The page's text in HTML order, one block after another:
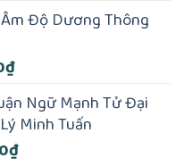
từ
Độ Dương Thông
₫Giá
tại
là:
170,000₫.
Ngữ Mạnh Tử Đại
Minh Tuấn
₫Giá